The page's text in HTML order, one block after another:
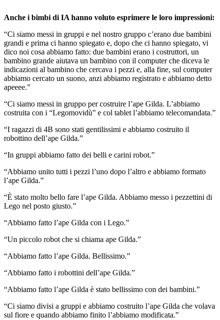
Anche i bimbi di IA hanno voluto esprimere le loro impressioni:
“Ci siamo messi in gruppi e nel nostro gruppo c’erano due bambini
grandi e prima ci hanno spiegato e, dopo che ci hanno spiegato, vi
dico noi cosa abbiamo fatto: due bambini erano i costruttori, un
bambino grande aiutava un bambino con il computer che diceva le
indicazioni al bambino che cercava i pezzi e, alla fine, sul computer
abbiamo cercato un suono, anzi abbiamo registrato e abbiamo detto
apeeee.”
“Ci siamo messi in gruppo per costruire l’ape Gilda. L’abbiamo
costruita con i “Legomovidù” e col tablet l’abbiamo telecomandata.”
“I ragazzi di 4B sono stati gentilissimi e abbiamo costruito il
robottino dell’ape Gilda.”
“In gruppi abbiamo fatto dei belli e carini robot.”
“Abbiamo unito tutti i pezzi l’uno dopo l’altro e abbiamo formato
l’ape Gilda.”
“È stato molto bello fare l’ape Gilda. Abbiamo messo i pezzettini di
Lego nel posto giusto.”
“Abbiamo fatto l’ape Gilda con i Lego.”
“Un piccolo robot che si chiama ape Gilda.”
“Abbiamo fatto l’ape Gilda. Bellissimo.”
“Abbiamo fatto i robottini dell’ape Gilda.”
“Abbiamo fatto l’ape Gilda è stato bellissimo con dei bambini.”
“Ci siamo divisi a gruppi e abbiamo costruito l’ape Gilda che volava
sul fiore e quando abbiamo finito l’abbiamo modificata.”